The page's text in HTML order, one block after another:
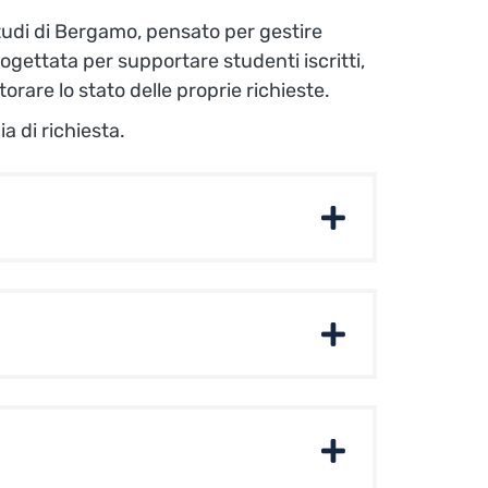
di Bergamo, pensato per gestire
per supportare studenti iscritti,
lo stato delle proprie richieste.
di richiesta.